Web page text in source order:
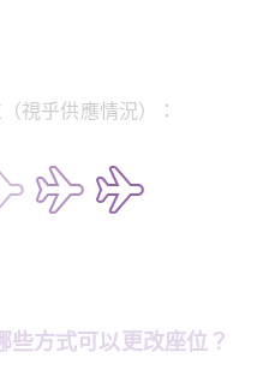
視乎供應情況）：
方式可以更改座位？